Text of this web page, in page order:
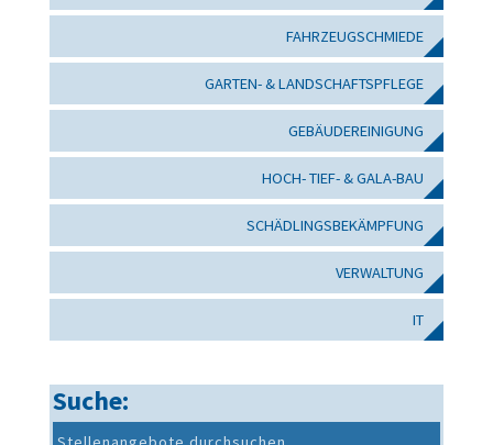
FAHRZEUGSCHMIEDE
GARTEN- & LANDSCHAFTSPFLEGE
GEBÄUDEREINIGUNG
HOCH- TIEF- & GALA-BAU
SCHÄDLINGSBEKÄMPFUNG
VERWALTUNG
IT
Suche: